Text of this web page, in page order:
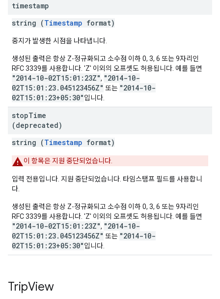
timestamp
string (Timestamp format)
중지가 발생한 시점을 나타냅니다.
생성된 출력은 항상 Z-정규화되고 소수점 이하 0, 3, 6 또는 9자리인
RFC 3339를 사용합니다. 'Z' 이외의 오프셋도 허용됩니다. 예를 들면
"2014-10-02T15:01:23Z", "2014-10-
02T15:01:23.045123456Z" 또는 "2014-10-
02T15:01:23+05:30"입니다.
stopTime
(deprecated)
string (Timestamp format)
이 항목은 지원 중단되었습니다.
입력 전용입니다. 지원 중단되었습니다. 타임스탬프 필드를 사용합니
다.
생성된 출력은 항상 Z-정규화되고 소수점 이하 0, 3, 6 또는 9자리인
RFC 3339를 사용합니다. 'Z' 이외의 오프셋도 허용됩니다. 예를 들면
"2014-10-02T15:01:23Z", "2014-10-
02T15:01:23.045123456Z" 또는 "2014-10-
02T15:01:23+05:30"입니다.
TripView